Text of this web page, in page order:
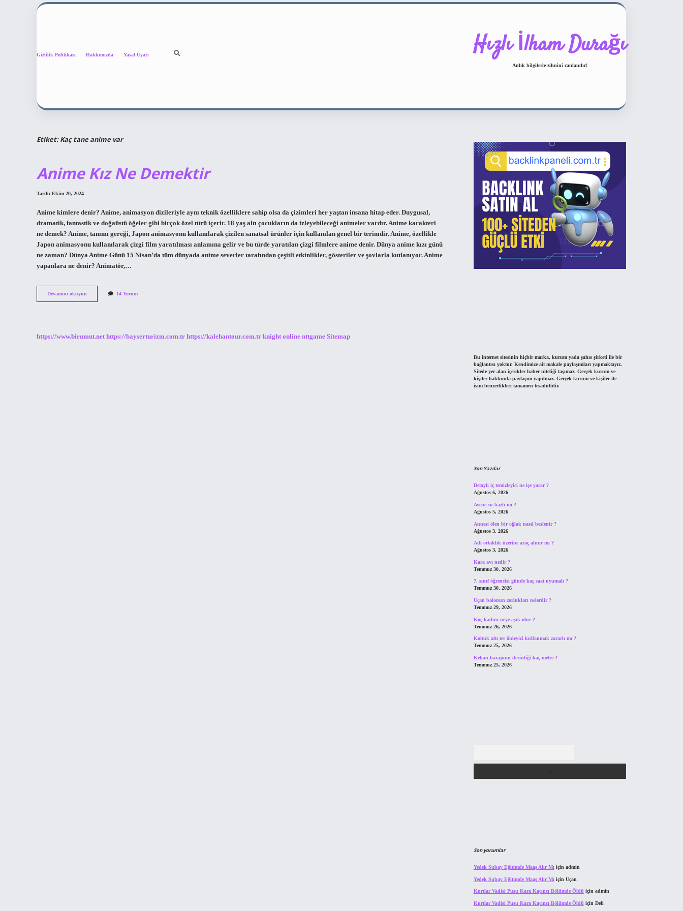
Gizlilik Politikası Hakkımızda Yasal Uyarı Hızlı İlham Durağı
Anlık bilgilerle zihnini canlandır!
Etiket:Kaç tane anime var
Anime Kız Ne Demektir
Tarih: Ekim 20, 2024
Anime kimlere denir? Anime, animasyon dizileriyle aynı teknik özelliklere sahip olsa da çizimleri her yaştan insana hitap eder. Duygusal,
dramatik, fantastik ve doğaüstü öğeler gibi birçok özel türü içerir. 18 yaş altı çocukların da izleyebileceği animeler vardır. Anime karakteri
ne demek? Anime, tanımı gereği, Japon animasyonu kullanılarak çizilen sanatsal ürünler için kullanılan genel bir terimdir. Anime, özellikle
Japon animasyonu kullanılarak çizgi film yaratılması anlamına gelir ve bu türde yaratılan çizgi filmlere anime denir. Dünya anime kızı günü
ne zaman? Dünya Anime Günü 15 Nisan’da tüm dünyada anime severler tarafından çeşitli etkinlikler, gösteriler ve şovlarla kutlanıyor. Anime
yapanlara ne denir? Animatör,…
Devamını okuyun
Kız
14 Yorum
https://www.birumut.net https://bayserturizm.com.tr https://kalehantour.com.tr knight online nttgame Sitemap
Bu internet sitesinin hiçbir marka, kurum yada şahıs şirketi ile bir
bağlantısı yoktur. Kendimize ait makale paylaşımları yapmaktayız.
Sitede yer alan içerikler haber niteliği taşımaz. Gerçek kurum ve
kişiler hakkında paylaşım yapılmaz. Gerçek kurum ve kişiler ile
isim benzerlikleri tamamen tesadüfidir.
Son Yazılar
Detaylı iç temizleyici ne işe yarar ?
Ağustos 6, 2026
Avene su bazlı mı ?
Ağustos 5, 2026
Annesi ölen bir oğlak nasıl beslenir ?
Ağustos 3, 2026
Adi ortaklık üzerine araç alınır mı ?
Ağustos 3, 2026
Kara avı nedir ?
Temmuz 30, 2026
7. sınıf öğrencisi günde kaç saat uyumalı ?
Temmuz 30, 2026
Uçan balonun zorlukları nelerdir ?
Temmuz 29, 2026
Koç kadını neye aşık olur ?
Temmuz 26, 2026
Koltuk altı ter önleyici kullanmak zararlı mı ?
Temmuz 25, 2026
Keban barajının derinliği kaç metre ?
Temmuz 25, 2026
Son yorumlar
Yedek Subay Eğitimde Maaş Alır Mı için admin
Yedek Subay Eğitimde Maaş Alır Mı için Uçan
Kurtlar Vadisi Pusu Kara Kaçıncı Bölümde Öldü için admin
Kurtlar Vadisi Pusu Kara Kaçıncı Bölümde Öldü için Deli